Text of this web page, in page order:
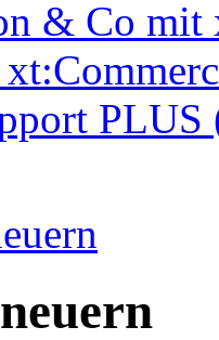
& Co